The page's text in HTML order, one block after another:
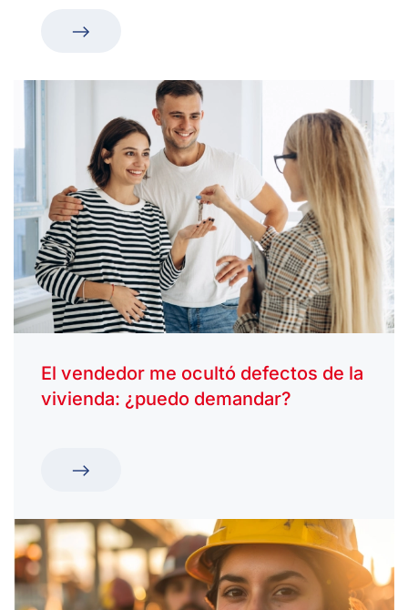
El vendedor me ocultó defectos de la
vivienda: ¿puedo demandar?